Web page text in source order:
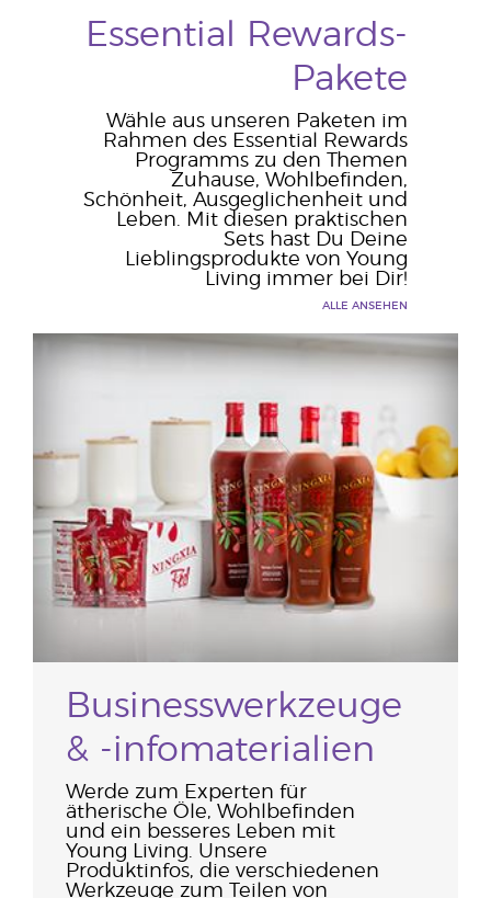
Essential Rewards-
Pakete
Wähle aus unseren Paketen im
Rahmen des Essential Rewards
Programms zu den Themen
Zuhause, Wohlbefinden,
Schönheit, Ausgeglichenheit und
Leben. Mit diesen praktischen
Sets hast Du Deine
Lieblingsprodukte von Young
Living immer bei Dir!
ALLE ANSEHEN
Businesswerkzeuge
& -infomaterialien
Werde zum Experten für
ätherische Öle, Wohlbefinden
und ein besseres Leben mit
Young Living. Unsere
Produktinfos, die verschiedenen
Werkzeuge zum Teilen von